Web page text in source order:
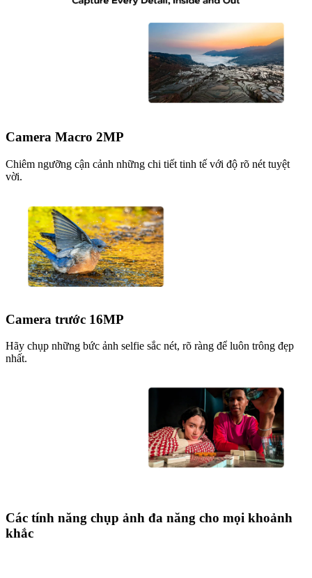
Camera Macro 2MP
Chiêm ngưỡng cận cảnh những chi tiết tinh tế với độ rõ nét tuyệt
vời.
Camera trước 16MP
Hãy chụp những bức ảnh selfie sắc nét, rõ ràng để luôn trông đẹp
nhất.
Các tính năng chụp ảnh đa năng cho mọi khoảnh
khắc